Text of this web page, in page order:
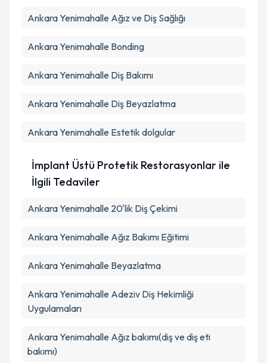
Ankara Yenimahalle Ağız ve Diş Sağlığı
Ankara Yenimahalle Bonding
Ankara Yenimahalle Diş Bakımı
Ankara Yenimahalle Diş Beyazlatma
Ankara Yenimahalle Estetik dolgular
İmplant Üstü Protetik Restorasyonlar ile
İlgili Tedaviler
Ankara Yenimahalle 20'lik Diş Çekimi
Ankara Yenimahalle Ağız Bakımı Eğitimi
Ankara Yenimahalle Beyazlatma
Ankara Yenimahalle Adeziv Diş Hekimliği
Uygulamaları
Ankara Yenimahalle Ağız bakımı(diş ve diş eti
bakımı)